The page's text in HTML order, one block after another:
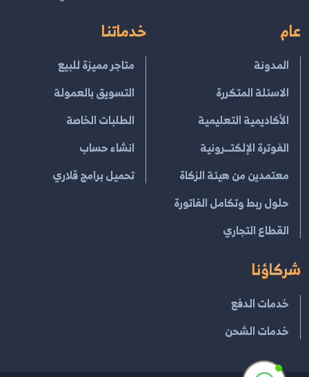
عام
المدونة
الاسئلة المتكررة
الأكاديمية التعليمية
الفوترة الإلكتــرونية
معتمدين من هيئة الزكاة
حلول ربط وتكامل الفاتورة
القطاع التجاري
خدماتنا
متاجر مميزة للبيع
التسويق بالعمولة
الطلبات الخاصة
انشاء حساب
تحميل برامج قلاري
شركاؤنا
خدمات الدفع
خدمات الشحن